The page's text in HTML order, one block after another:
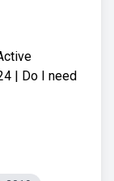
| Do I need